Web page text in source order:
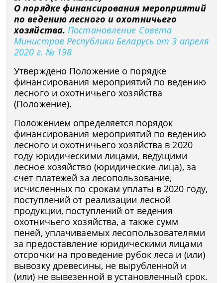
О порядке финансирования мероприятий
по ведению лесного и охотничьего
хозяйства. Постановление Совета
Министров Республики Беларусь от 3 апреля
2020 г. № 198
Утверждено Положение о порядке
финансирования мероприятий по ведению
лесного и охотничьего хозяйства
(Положение).
Положением определяется порядок
финансирования мероприятий по ведению
лесного и охотничьего хозяйства в 2020
году юридическими лицами, ведущими
лесное хозяйство (юридические лица), за
счет платежей за лесопользование,
исчисленных по срокам уплаты в 2020 году,
поступлений от реализации лесной
продукции, поступлений от ведения
охотничьего хозяйства, а также сумм
пеней, уплачиваемых лесопользователями
за предоставление юридическими лицами
отсрочки на проведение рубок леса и (или)
вывозку древесины, не вырубленной и
(или) не вывезенной в установленный срок.